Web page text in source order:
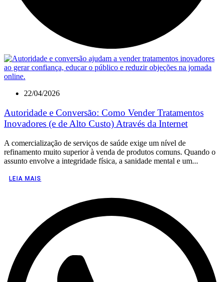
22/04/2026
Autoridade e Conversão: Como Vender Tratamentos
Inovadores (e de Alto Custo) Através da Internet
A comercialização de serviços de saúde exige um nível de
refinamento muito superior à venda de produtos comuns. Quando o
assunto envolve a integridade física, a sanidade mental e um...
LEIA MAIS